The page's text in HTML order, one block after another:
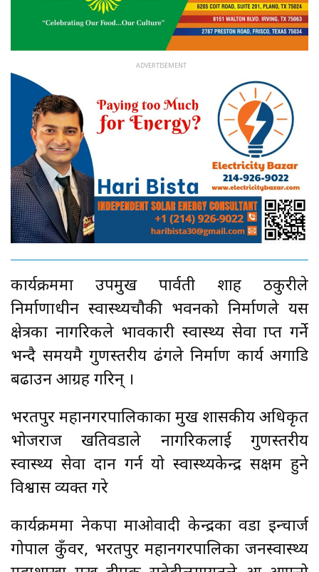
कार्यक्रममा उपप्रमुख पार्वती शाह ठकुरीले
निर्माणाधीन स्वास्थ्यचौकी भवनको निर्माणले यस
क्षेत्रका नागरिकले प्रभावकारी स्वास्थ्य सेवा प्राप्त गर्ने
भन्दै समयमै गुणस्तरीय ढंगले निर्माण कार्य अगाडि
बढाउन आग्रह गरिन् ।
भरतपुर महानगरपालिकाका प्रमुख प्रशासकीय अधिकृत
भोजराज खतिवडाले नागरिकलाई गुणस्तरीय
स्वास्थ्य सेवा प्रदान गर्न यो स्वास्थ्यकेन्द्र सक्षम हुने
विश्वास व्यक्त गरे
कार्यक्रममा नेकपा माओवादी केन्द्रका वडा इन्चार्ज
गोपाल कुँवर, भरतपुर महानगरपालिका जनस्वास्थ्य